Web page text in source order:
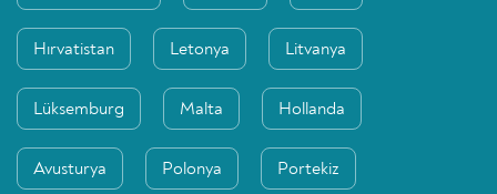
Hırvatistan Letonya Litvanya
Lüksemburg Malta Hollanda
Avusturya Polonya Portekiz